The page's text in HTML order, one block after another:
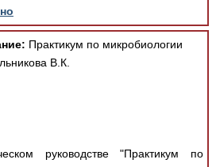
Практикум по микробиологии
В.К.
руководстве "Практикум по